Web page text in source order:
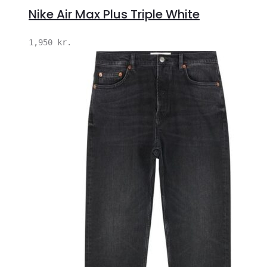
Nike Air Max Plus Triple White
1,950 kr.